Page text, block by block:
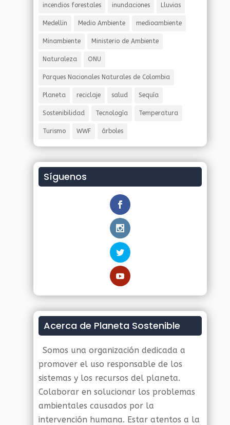
incendios forestales inundaciones Lluvias
Medellin Medio Ambiente medioambiente
Minambiente Ministerio de Ambiente
Naturaleza ONU
Parques Nacionales Naturales de Colombia
Planeta reciclaje salud Sequía
Sostenibilidad Tecnología Temperatura
Turismo WWF árboles
Síguenos
Acerca de Planeta Sostenible
Somos una organización dedicada a
promover el uso responsable de los
sistemas y los recursos del planeta.
Colaborar en solucionar los problemas
ambientales causados por la
intervención humana. Estar atentos a la